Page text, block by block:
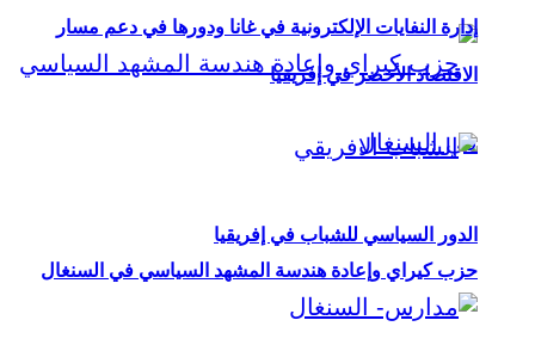
حزب كيراي وإعادة هندسة المشهد السياسي في السنغال
إدارة النفايات الإلكترونية في غانا ودورها في دعم مسار
الاقتصاد الأخضر في إفريقيا
الدور السياسي للشباب في إفريقيا